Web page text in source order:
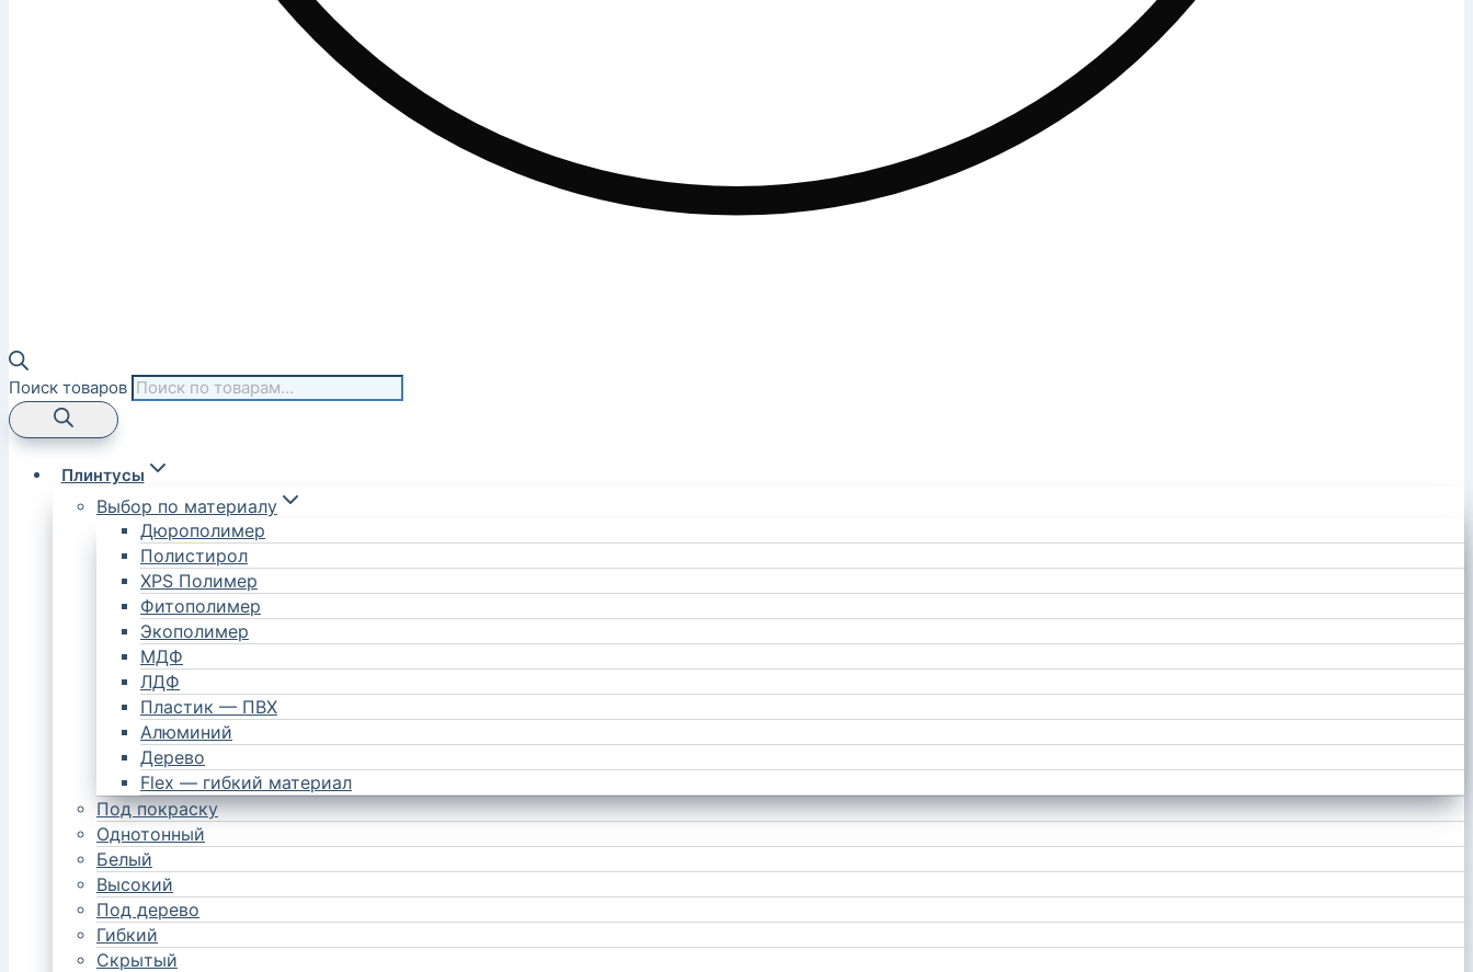
Поиск товаров
Плинтусы
Выбор по материалу
Дюрополимер
Полистирол
XPS Полимер
Фитополимер
Экополимер
МДФ
ЛДФ
Пластик — ПВХ
Алюминий
Дерево
Flex — гибкий материал
Под покраску
Однотонный
Белый
Высокий
Под дерево
Гибкий
Скрытый